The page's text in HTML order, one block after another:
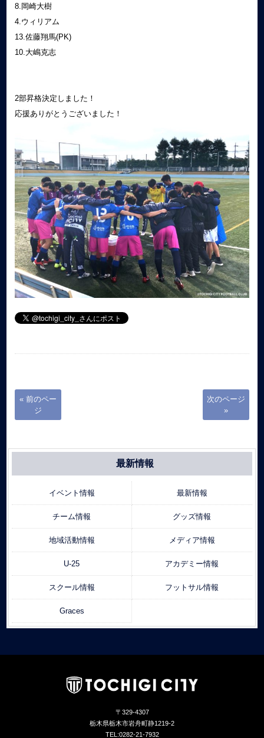
8.岡崎大樹
4.ウィリアム
13.佐藤翔馬(PK)
10.大嶋克志
2部昇格決定しました！
応援ありがとうございました！
« 前のペー
ジ
次のページ
»
最新情報
イベント情報 最新情報
チーム情報 グッズ情報
地域活動情報 メディア情報
U-25 アカデミー情報
スクール情報 フットサル情報
Graces
〒329-4307
栃木県栃木市岩舟町静1219-2
TEL:0282-21-7932